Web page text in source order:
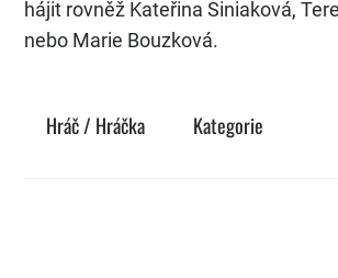
hájit rovněž Kateřina Siniaková,
nebo Marie Bouzková.
Hráč / Hráčka Kategorie